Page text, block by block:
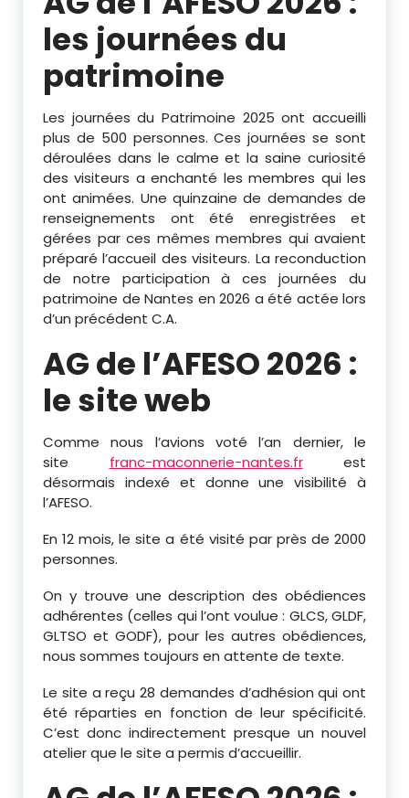
les journées du
patrimoine
Les journées du Patrimoine 2025 ont accueilli
plus de 500 personnes. Ces journées se sont
déroulées dans le calme et la saine curiosité
des visiteurs a enchanté les membres qui les
ont animées. Une quinzaine de demandes de
renseignements ont été enregistrées et
gérées par ces mêmes membres qui avaient
préparé l’accueil des visiteurs. La reconduction
de notre participation à ces journées du
patrimoine de Nantes en 2026 a été actée lors
d’un précédent C.A.
AG de l’AFESO 2026 :
le site web
Comme nous l’avions voté l’an dernier, le
site franc-maconnerie-nantes.frest
désormais indexé et donne une visibilité à
l’AFESO.
En 12 mois, le site a été visité par près de 2000
personnes.
On y trouve une description des obédiences
adhérentes (celles qui l’ont voulue : GLCS, GLDF,
GLTSO et GODF), pour les autres obédiences,
nous sommes toujours en attente de texte.
Le site a reçu 28 demandes d’adhésion qui ont
été réparties en fonction de leur spécificité.
C’est donc indirectement presque un nouvel
atelier que le site a permis d’accueillir.